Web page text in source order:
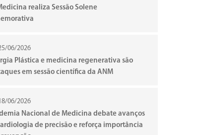
realiza Sessão Solene
06/2026
Plástica e medicina regenerativa são
em sessão científica da ANM
06/2026
Nacional de Medicina debate avanços
de precisão e reforça importância